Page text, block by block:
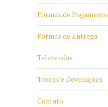
Formas de Pagamento
Formas de Entrega
Televendas
Trocas e Devoluções
Contato